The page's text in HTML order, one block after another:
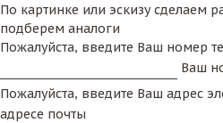
По картинке или эскизу сделаем
подберем аналоги
Пожалуйста, введите Ваш номер
Ваш
Пожалуйста, введите Ваш адрес
адресе почты